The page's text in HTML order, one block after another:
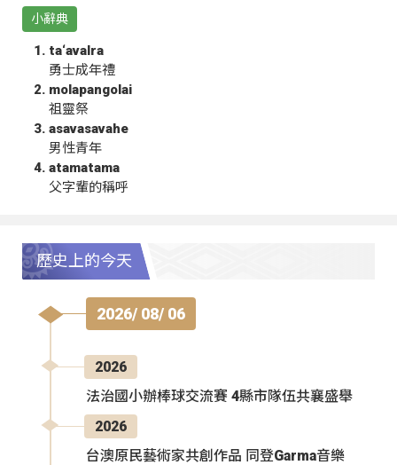
小辭典
ta‘avalra
勇士成年禮
molapangolai
祖靈祭
asavasavahe
男性青年
atamatama
父字輩的稱呼
歷史上的今天
2026/ 08/ 06
2026
法治國小辦棒球交流賽 4縣市隊伍共襄盛舉
2026
台澳原民藝術家共創作品 同登Garma音樂